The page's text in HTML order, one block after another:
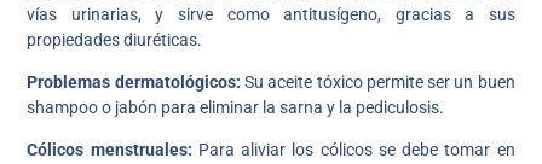
vías urinarias, y sirve como antitusígeno, gracias a sus
propiedades diuréticas.
Problemas dermatológicos: Su aceite tóxico permite ser un buen
shampoo o jabón para eliminar la sarna y la pediculosis.
Cólicos menstruales: Para aliviar los cólicos se debe tomar en